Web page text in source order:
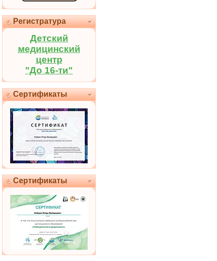
Регистратура
Детский
медицинский
центр
"До 16-ти"
Сертификаты
Сертификаты